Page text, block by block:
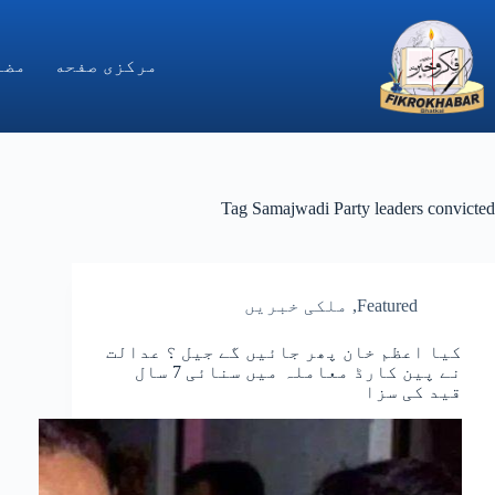
content
مركزى صفحه
Tag Samajwadi Party leaders convicted
Featured
, ملکی خبریں
کیا اعظم خان پھر جائیں گے جیل ؟ عدالت
نے پین کارڈ معاملہ میں سنائی 7 سال
قید کی سزا